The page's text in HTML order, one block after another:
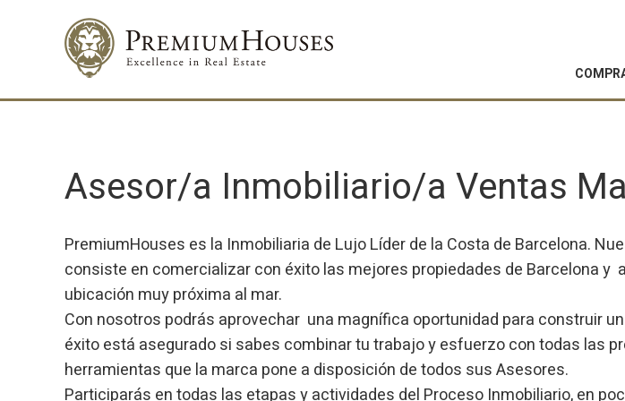
Asesor/a Inmobiliario/a Ventas
PremiumHouses es la Inmobiliaria de Lujo Líder de la Costa de Barcelona.
consiste en comercializar con éxito las mejores propiedades de Barcelona y
ubicación muy próxima al mar.
Con nosotros podrás aprovechar una magnífica oportunidad para construir
éxito está asegurado si sabes combinar tu trabajo y esfuerzo con todas las
herramientas que la marca pone a disposición de todos sus Asesores.
Participarás en todas las etapas y actividades del Proceso Inmobiliario, en